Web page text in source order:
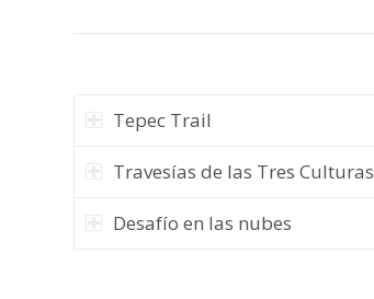
Tepec Trail
Travesías de las Tres Culturas
Desafío en las nubes